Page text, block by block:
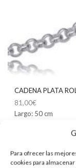
Para ofrecer las
cookies para
CADENA PLATA
81,00€
Largo: 50 cm